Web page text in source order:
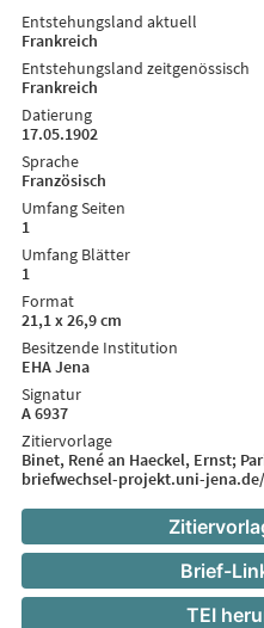
Entstehungsland aktuell
Frankreich
Entstehungsland zeitgenössisch
Frankreich
Datierung
17.05.1902
Sprache
Französisch
Umfang Seiten
1
Umfang Blätter
1
Format
21,1 x 26,9 cm
Besitzende Institution
EHA Jena
Signatur
A 6937
Zitiervorlage
Binet, René an Haeckel, Ernst;
briefwechsel-projekt.uni-
Brief-
TEI